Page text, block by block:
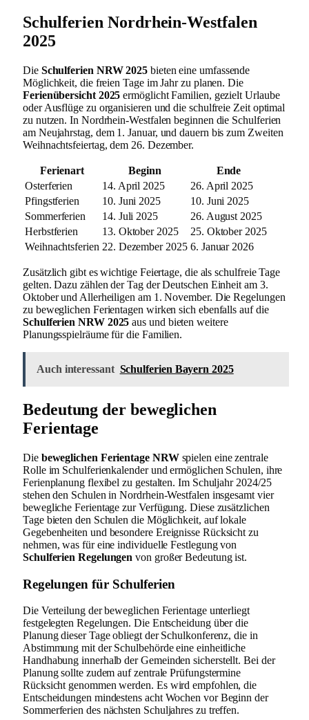
Schulferien Nordrhein-Westfalen
2025
Die Schulferien NRW 2025 bieten eine umfassende
Möglichkeit, die freien Tage im Jahr zu planen. Die
Ferienübersicht 2025 ermöglicht Familien, gezielt Urlaube
oder Ausflüge zu organisieren und die schulfreie Zeit optimal
zu nutzen. In Nordrhein-Westfalen beginnen die Schulferien
am Neujahrstag, dem 1. Januar, und dauern bis zum Zweiten
Weihnachtsfeiertag, dem 26. Dezember.
Ferienart Beginn
Ende
Osterferien
14. April 2025
26. April 2025
Pfingstferien
10. Juni 2025
10. Juni 2025
Sommerferien
14. Juli 2025
26. August 2025
Herbstferien
13. Oktober 2025
25. Oktober 2025
Weihnachtsferien 22. Dezember 2025 6. Januar 2026
Zusätzlich gibt es wichtige Feiertage, die als schulfreie Tage
gelten. Dazu zählen der Tag der Deutschen Einheit am 3.
Oktober und Allerheiligen am 1. November. Die Regelungen
zu beweglichen Ferientagen wirken sich ebenfalls auf die
Schulferien NRW 2025 aus und bieten weitere
Planungsspielräume für die Familien.
Auch interessant Schulferien Bayern 2025
Bedeutung der beweglichen
Ferientage
Die beweglichen Ferientage NRWspielen eine zentrale
Rolle im Schulferienkalender und ermöglichen Schulen, ihre
Ferienplanung flexibel zu gestalten. Im Schuljahr 2024/25
stehen den Schulen in Nordrhein-Westfalen insgesamt vier
bewegliche Ferientage zur Verfügung. Diese zusätzlichen
Tage bieten den Schulen die Möglichkeit, auf lokale
Gegebenheiten und besondere Ereignisse Rücksicht zu
nehmen, was für eine individuelle Festlegung von
Schulferien Regelungen von großer Bedeutung ist.
Regelungen für Schulferien
Die Verteilung der beweglichen Ferientage unterliegt
festgelegten Regelungen. Die Entscheidung über die
Planung dieser Tage obliegt der Schulkonferenz, die in
Abstimmung mit der Schulbehörde eine einheitliche
Handhabung innerhalb der Gemeinden sicherstellt. Bei der
Planung sollte zudem auf zentrale Prüfungstermine
Rücksicht genommen werden. Es wird empfohlen, die
Entscheidungen mindestens acht Wochen vor Beginn der
Sommerferien des nächsten Schuljahres zu treffen.